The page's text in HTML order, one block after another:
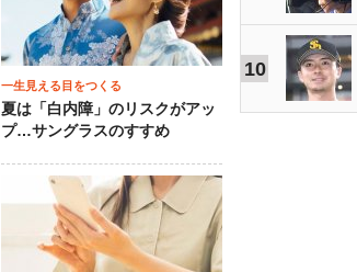
一生見える目をつくる
夏は「白内障」のリスクがアッ
プ…サングラスのすすめ
10